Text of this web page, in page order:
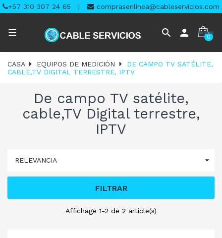
+57 310 307 24 65 | comprasenlinea@cableservicios.com
Navegación
palanca
☰ search person 0
CASA EQUIPOS DE MEDICIÓN
DE CAMPO TV SATÉLITE,
CABLE,TV DIGITAL TERRESTRE, IPTV
De campo TV satélite,
cable,TV Digital terrestre,
IPTV
RELEVANCIA 
FILTRAR
Affichage 1-2 de 2 article(s)